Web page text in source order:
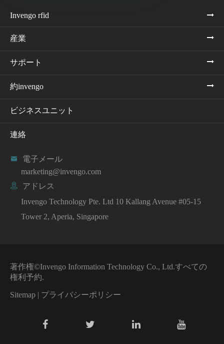
Invengo rfid
産業
サポート
約invengo
ビジネスユニット
連絡

電子メール
marketing@invengo.com

アドレス
Invengo Technology Pte. Ltd 10 Kallang Avenue #05-15
Tower 2, Aperia, Singapore
著作権©Invengo Information Technology Co., Ltd.すべての
権利予約.
Sitemap | プライバシーポリシー